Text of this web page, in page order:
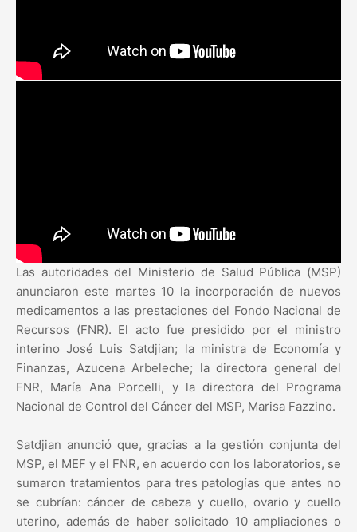
Las autoridades del Ministerio de Salud Pública (MSP)
anunciaron este martes 10 la incorporación de nuevos
medicamentos a las prestaciones del Fondo Nacional de
Recursos (FNR). El acto fue presidido por el ministro
interino José Luis Satdjian; la ministra de Economía y
Finanzas, Azucena Arbeleche; la directora general del
FNR, María Ana Porcelli, y la directora del Programa
Nacional de Control del Cáncer del MSP, Marisa Fazzino.
Satdjian anunció que, gracias a la gestión conjunta del
MSP, el MEF y el FNR, en acuerdo con los laboratorios, se
sumaron tratamientos para tres patologías que antes no
se cubrían: cáncer de cabeza y cuello, ovario y cuello
uterino, además de haber solicitado 10 ampliaciones o